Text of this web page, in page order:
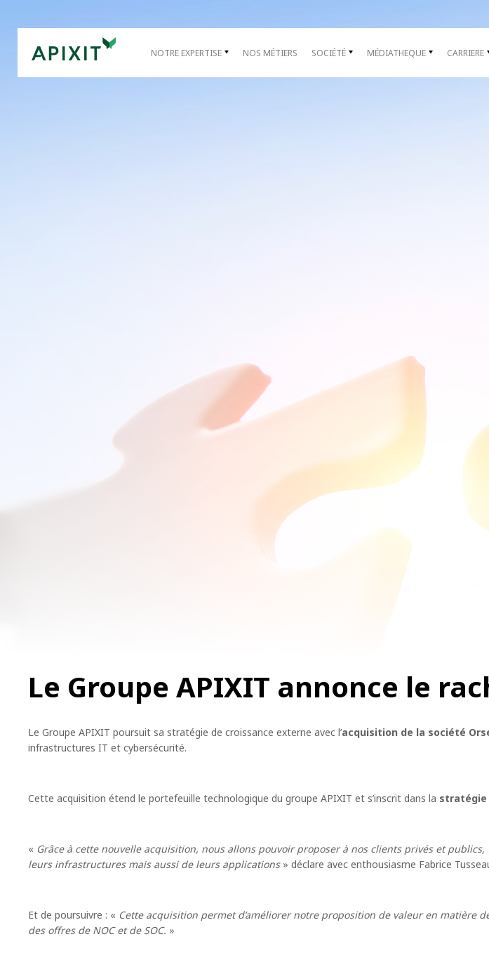
NOTRE EXPERTISE NOS MÉTIERS SOCIÉTÉ MÉDIATHEQUE CARRIERE
Le Groupe APIXIT annonce le
Le Groupe APIXIT poursuit sa stratégie de croissance externe avec l’acquisition de la société
infrastructures IT et cybersécurité.
Cette acquisition étend le portefeuille technologique du groupe APIXIT et s’inscrit dans la stratégie
« Grâce à cette nouvelle acquisition, nous allons pouvoir proposer à nos clients privés et
leurs infrastructures mais aussi de leurs applications» déclare avec enthousiasme Fabrice
Et de poursuivre : « Cette acquisition permet d’améliorer notre proposition de valeur en matière
des offres de NOC et de SOC. »